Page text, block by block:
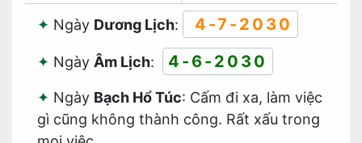
Ngày Dương Lịch: 4-7-2030
Ngày Âm Lịch: 4-6-2030
Ngày Bạch Hổ Túc: Cấm đi xa, làm việc
gì cũng không thành công. Rất xấu trong